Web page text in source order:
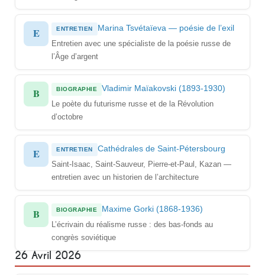
E ENTRETIEN Marina Tsvétaïeva — poésie de l’exil
Entretien avec une spécialiste de la poésie russe de
l’Âge d’argent
B BIOGRAPHIE Vladimir Maïakovski (1893-1930)
Le poète du futurisme russe et de la Révolution
d’octobre
E ENTRETIEN Cathédrales de Saint-Pétersbourg
Saint-Isaac, Saint-Sauveur, Pierre-et-Paul, Kazan —
entretien avec un historien de l’architecture
B BIOGRAPHIE Maxime Gorki (1868-1936)
L’écrivain du réalisme russe : des bas-fonds au
congrès soviétique
26 Avril 2026